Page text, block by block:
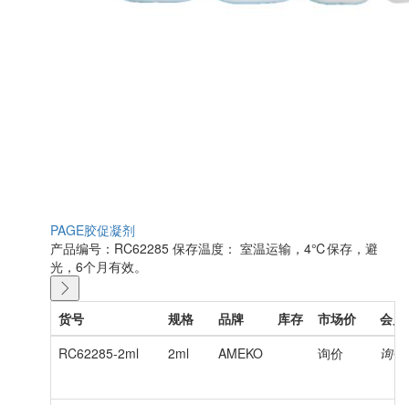
PAGE胶促凝剂
产品编号：RC62285 保存温度： 室温运输，4℃保存，避
光，6个月有效。
货号 规格 品牌 库存 市场价
会员
RC62285-2ml
2ml AMEKO 询价 询价